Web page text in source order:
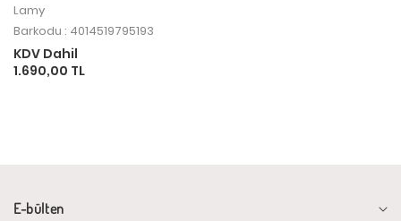
Lamy
Barkodu : 4014519795193
KDV Dahil
1.690,00 TL
E-bülten